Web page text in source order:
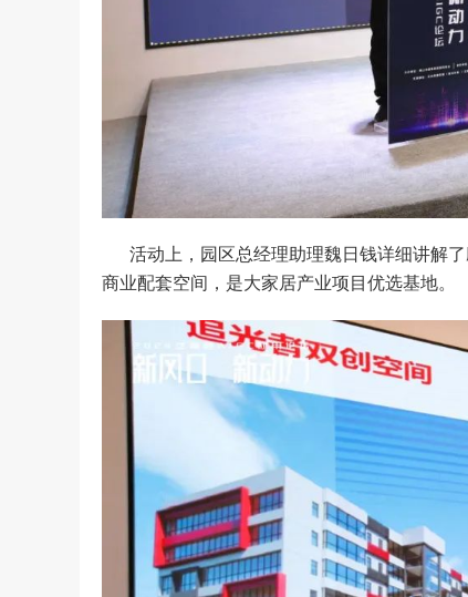
活动上，园区总经理助理魏日钱详细讲解
商业配套空间，是大家居产业项目优选基地。